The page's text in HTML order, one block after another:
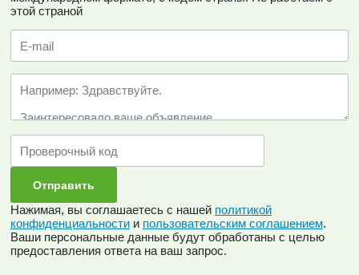
этой страной
Нажимая, вы соглашаетесь с нашей политикой
конфиденциальности и пользовательским соглашением.
Ваши персональные данные будут обработаны с целью
предоставления ответа на ваш запрос.